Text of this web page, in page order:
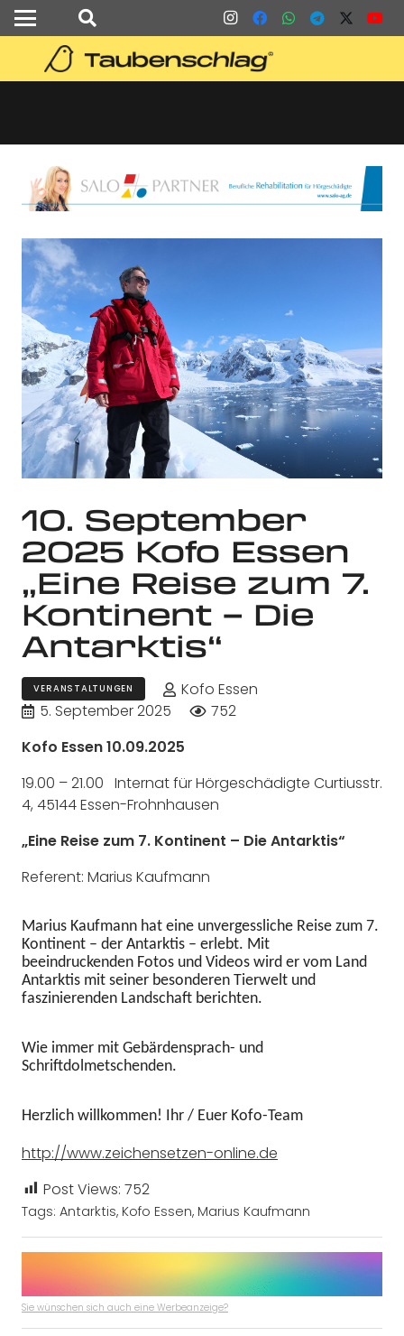
10. September
2025 Kofo Essen
„Eine Reise zum 7.
Kontinent – Die
Antarktis“
VERANSTALTUNGEN
Kofo Essen
5. September 2025
752
Kofo Essen 10.09.2025
19.00 – 21.00 Internat für Hörgeschädigte Curtiusstr.
4, 45144 Essen-Frohnhausen
„Eine Reise zum 7. Kontinent – Die Antarktis“
Referent: Marius Kaufmann
Marius Kaufmann hat eine unvergessliche Reise zum 7.
Kontinent – der Antarktis – erlebt. Mit
beeindruckenden Fotos und Videos wird er vom Land
Antarktis mit seiner besonderen Tierwelt und
faszinierenden Landschaft berichten.
Wie immer mit Gebärdensprach- und
Schriftdolmetschenden.
Herzlich willkommen! Ihr / Euer Kofo-Team
http://www.zeichensetzen-online.de
Post Views: 752
Tags: Antarktis, Kofo Essen, Marius Kaufmann
Sie wünschen sich auch eine Werbeanzeige?